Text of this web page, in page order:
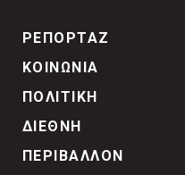
ΡΕΠΟΡΤΑΖ
ΚΟΙΝΩΝΙΑ
ΠΟΛΙΤΙΚΗ
ΔΙΕΘΝΗ
ΠΕΡΙΒΑΛΛΟΝ